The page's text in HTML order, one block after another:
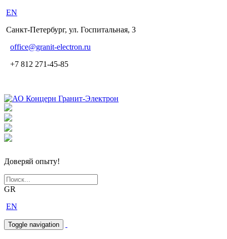
EN
Санкт-Петербург, ул. Госпитальная, 3
office@granit-electron.ru
+7 812 271-45-85
Доверяй опыту!
GR
EN
Toggle navigation